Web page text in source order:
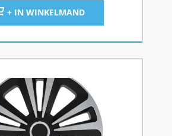
+ IN WINKELMAND